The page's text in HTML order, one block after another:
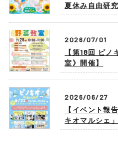
夏休み自由研究
2026/07/01
【第18回 ピ
室》開催】
2026/06/27
【イベント報
キオマルシェ